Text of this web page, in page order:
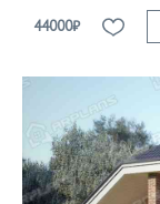
44000₽